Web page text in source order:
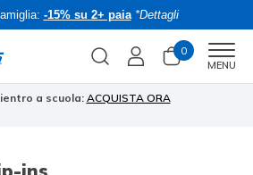
-15% su 2+ paia *Dettagli
0
MENU
a scuola: ACQUISTA ORA